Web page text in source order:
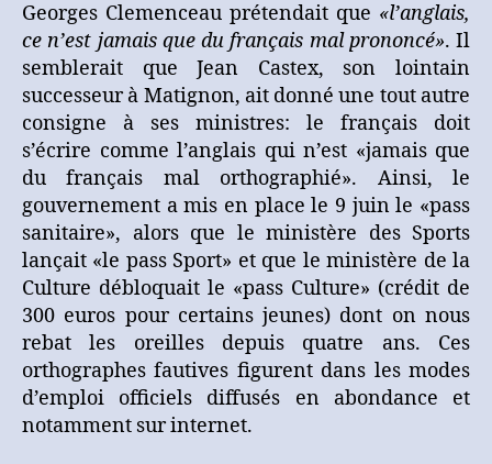
le
français
trépasse
Georges Clemenceau prétendait que «l’anglais,
ce n’est jamais que du français mal prononcé». Il
semblerait que Jean Castex, son lointain
successeur à Matignon, ait donné une tout autre
consigne à ses ministres: le français doit
s’écrire comme l’anglais qui n’est «jamais que
du français mal orthographié». Ainsi, le
gouvernement a mis en place le 9 juin le «pass
sanitaire», alors que le ministère des Sports
lançait «le pass Sport» et que le ministère de la
Culture débloquait le «pass Culture» (crédit de
300 euros pour certains jeunes) dont on nous
rebat les oreilles depuis quatre ans. Ces
orthographes fautives figurent dans les modes
d’emploi officiels diffusés en abondance et
notamment sur internet.